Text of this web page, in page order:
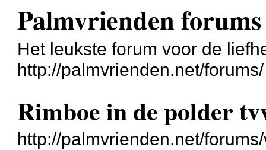
Palmvrienden forums
Het leukste forum voor de
http://palmvrienden.net/forums/
Rimboe in de polder
http://palmvrienden.net/